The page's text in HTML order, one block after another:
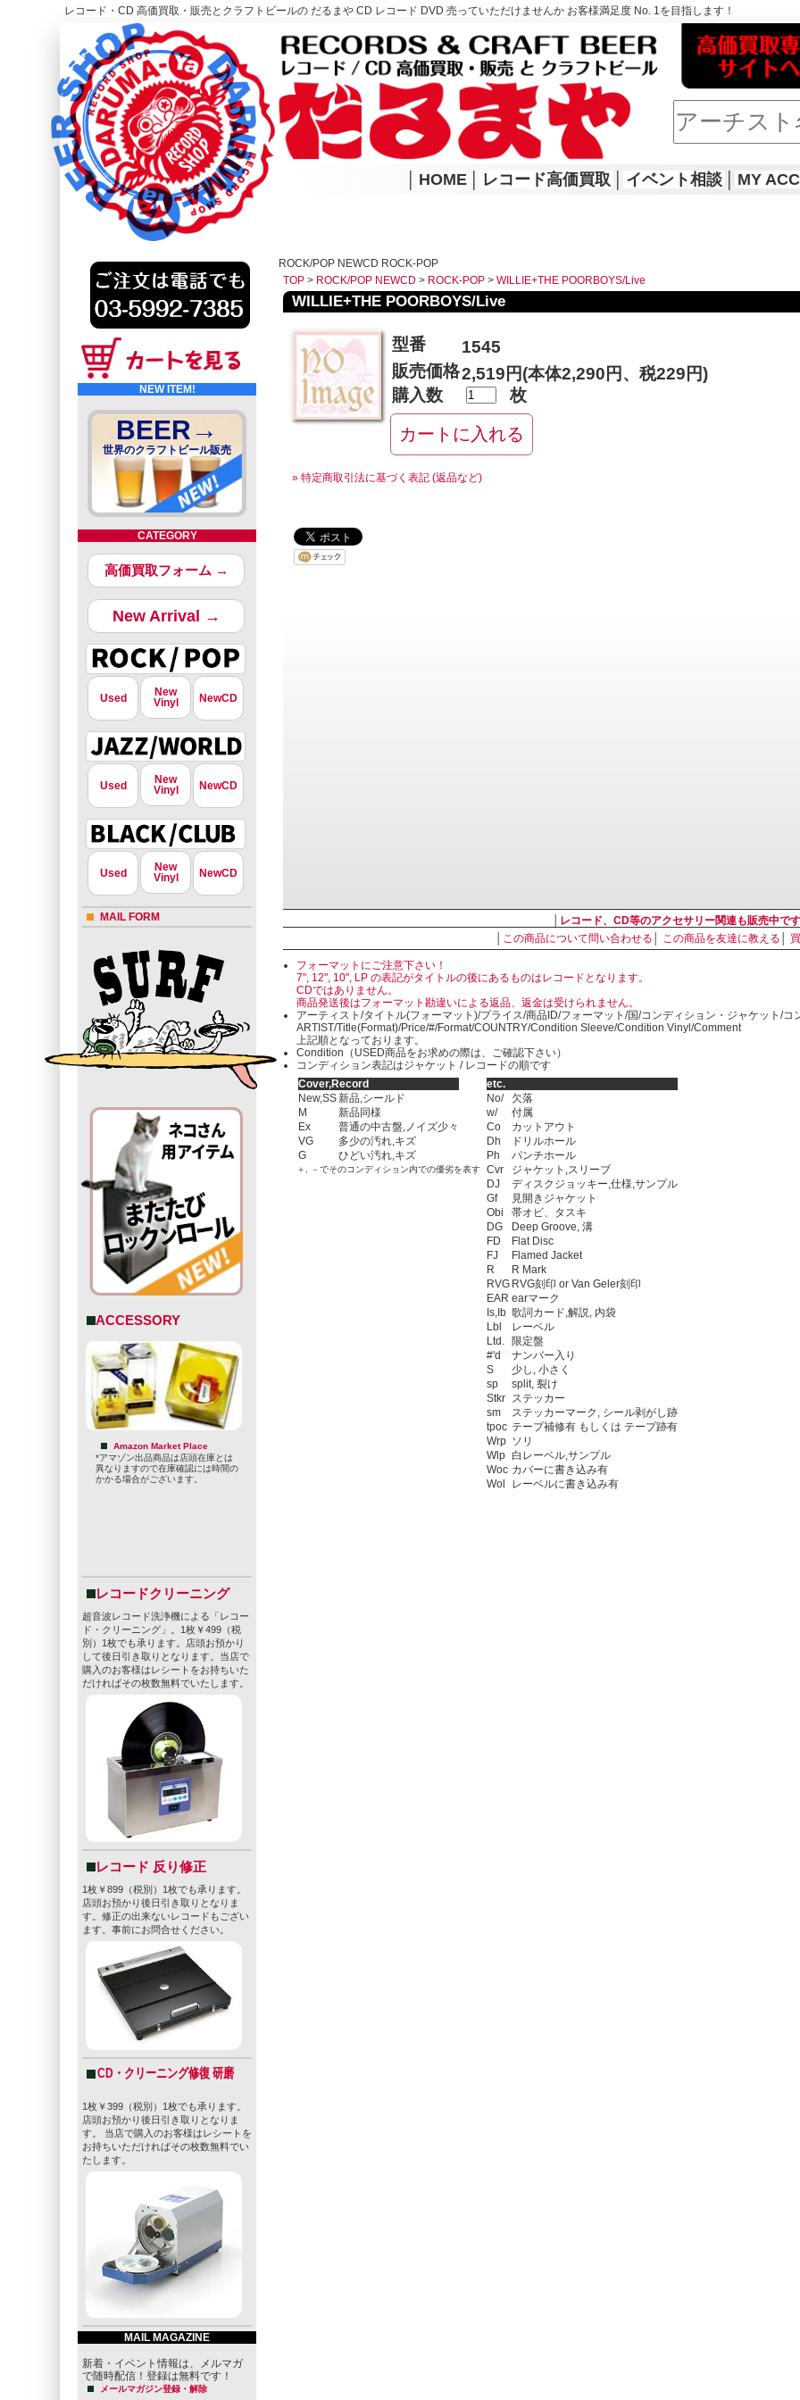
レコード・CD 高価買取・販売とクラフトビールの だるまや CD レコード DVD 売っていただけませんか お客様満足度 No. 1を目指します！
レコード高価買取はこちら
HOME
HOME レコード高価買取 イベント相談 MY
NEW ITEM!
BEER→
世界のクラフトビール販売
CATEGORY
高価買取フォーム →
New Arrival →
Used
New
Vinyl
NewCD
Used
New
Vinyl
NewCD
Used
New
Vinyl
NewCD
MAIL FORM
ACCESSORY
Amazon Market Place
*アマゾン出品商品は店頭在庫とは
異なりますので在庫確認には時間の
かかる場合がございます。
レコードクリーニング
超音波レコード洗浄機による「レコー
ド・クリーニング」。1枚￥499（税
別）1枚でも承ります。店頭お預かり
して後日引き取りとなります。当店で
購入のお客様はレシートをお持ちいた
だければその枚数無料でいたします。
レコード 反り修正
1枚￥899（税別）1枚でも承ります。
店頭お預かり後日引き取りとなりま
す。修正の出来ないレコードもござい
ます。事前にお問合せください。
CD・クリーニング修復 研磨
1枚￥399（税別）1枚でも承ります。
店頭お預かり後日引き取りとなりま
す。 当店で購入のお客様はレシートを
お持ちいただければその枚数無料でい
たします。
MAIL MAGAZINE
新着・イベント情報は、メルマガ
で随時配信！登録は無料です！
メールマガジン登録・解除
ROCK/POP NEWCD ROCK-POP
TOP > ROCK/POP NEWCD > ROCK-POP > WILLIE+THE POORBOYS/Live
WILLIE+THE POORBOYS/Live
型番
1545
販売価格2,519円(本体2,290円、税229円)
購入数
枚
» 特定商取引法に基づく表記 (返品など)
レコード、CD等のアクセサリー関連も販売中です
この商品について問い合わせる この商品を友達に教える
フォーマットにご注意下さい！
7", 12", 10", LP の表記がタイトルの後にあるものはレコードとなります。
CDではありません。
商品発送後はフォーマット勘違いによる返品、返金は受けられません。
アーティスト/タイトル(フォーマット)/プライス/商品ID/フォーマット/国/コンディション・ジャケット/コ
ARTIST/Title(Format)/Price/#/Format/COUNTRY/Condition Sleeve/Condition Vinyl/Comment
上記順となっております。
Condition（USED商品をお求めの際は、ご確認下さい）
コンディション表記はジャケット / レコードの順です
Cover,Record
New,SS新品,シールド
M
新品同様
Ex
普通の中古盤,ノイズ少々
VG
多少の汚れ,キズ
G
ひどい汚れ,キズ
＋, －でそのコンディション内での優劣を表す
etc.
No/
欠落
w/
付属
Co
カットアウト
Dh
ドリルホール
Ph
パンチホール
Cvr
ジャケット,スリーブ
DJ
ディスクジョッキー,仕様,サンプル
Gf
見開きジャケット
Obi
帯オビ、タスキ
DG
Deep Groove, 溝
FD
Flat Disc
FJ
Flamed Jacket
R
R Mark
RVG RVG刻印 or Van Geler刻印
EAR earマーク
Is,Ib 歌詞カード,解説, 内袋
Lbl
レーベル
Ltd.
限定盤
#'d
ナンバー入り
S
少し, 小さく
sp
split, 裂け
Stkr ステッカー
sm
ステッカーマーク, シール剥がし跡
tpoc テープ補修有 もしくは テープ跡有
Wrp ソリ
Wlp 白レーベル,サンプル
Woc カバーに書き込み有
Wol
レーベルに書き込み有